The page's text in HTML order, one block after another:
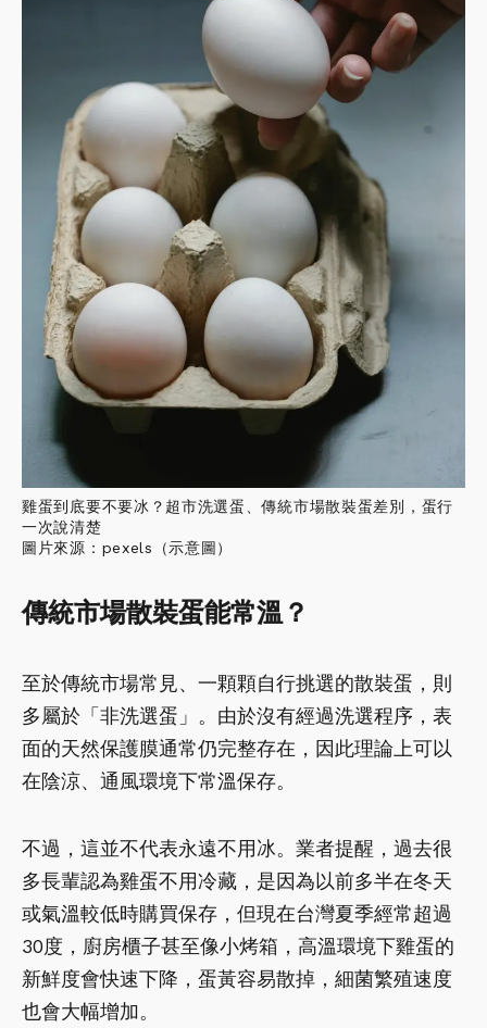
雞蛋到底要不要冰？超市洗選蛋、傳統市場散裝蛋差別，蛋行
一次說清楚
圖片來源：pexels（示意圖）
傳統市場散裝蛋能常溫？
至於傳統市場常見、一顆顆自行挑選的散裝蛋，則
多屬於「非洗選蛋」。由於沒有經過洗選程序，表
面的天然保護膜通常仍完整存在，因此理論上可以
在陰涼、通風環境下常溫保存。
不過，這並不代表永遠不用冰。業者提醒，過去很
多長輩認為雞蛋不用冷藏，是因為以前多半在冬天
或氣溫較低時購買保存，但現在台灣夏季經常超過
30度，廚房櫃子甚至像小烤箱，高溫環境下雞蛋的
新鮮度會快速下降，蛋黃容易散掉，細菌繁殖速度
也會大幅增加。